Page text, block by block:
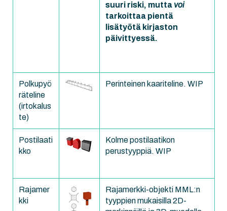
suuri riski, mutta voi
tarkoittaa pientä
lisätyötä kirjaston
päivittyessä.
Polkupyö
räteline
(irtokalus
te)
Perinteinen kaariteline. WIP
Postilaati
kko
Kolme postilaatikon
perustyyppiä. WIP
Rajamer
kki
Rajamerkki-objekti MML:n
tyyppien mukaisilla 2D-